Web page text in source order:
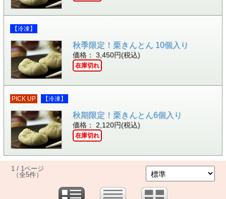
【冷凍】
秋季限定！栗きんとん 10個入り
価格： 3,450円(税込)
在庫切れ
PICK UP 【冷凍】
秋期限定！栗きんとん6個入り
価格： 2,120円(税込)
在庫切れ
1 / 1ページ
（全5件）